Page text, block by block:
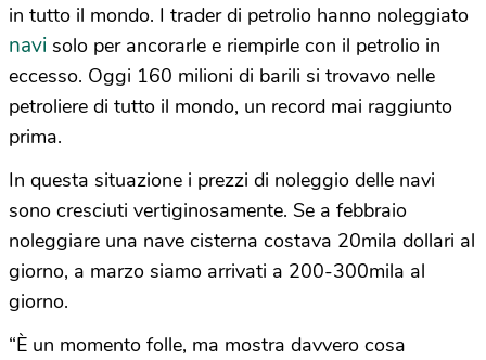
in tutto il mondo. I trader di petrolio hanno noleggiato
navi solo per ancorarle e riempirle con il petrolio in
eccesso. Oggi 160 milioni di barili si trovavo nelle
petroliere di tutto il mondo, un record mai raggiunto
prima.
In questa situazione i prezzi di noleggio delle navi
sono cresciuti vertiginosamente. Se a febbraio
noleggiare una nave cisterna costava 20mila dollari al
giorno, a marzo siamo arrivati a 200-300mila al
giorno.
“È un momento folle, ma mostra davvero cosa